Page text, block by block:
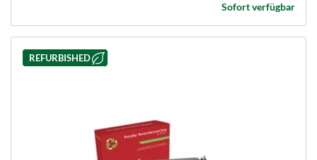
Sofort verfügbar
REFURBISHED